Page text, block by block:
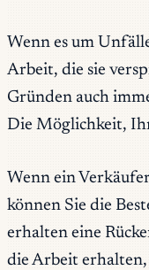
Wenn es um
Arbeit, die sie
Gründen auch
Die Möglichkeit,
Wenn ein
können Sie die
erhalten eine
die Arbeit